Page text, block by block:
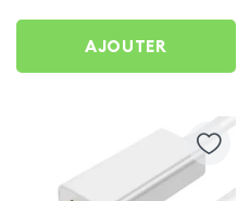
AirPlay, DLNA) pour
Apple MacBook 12''
AJOUTER